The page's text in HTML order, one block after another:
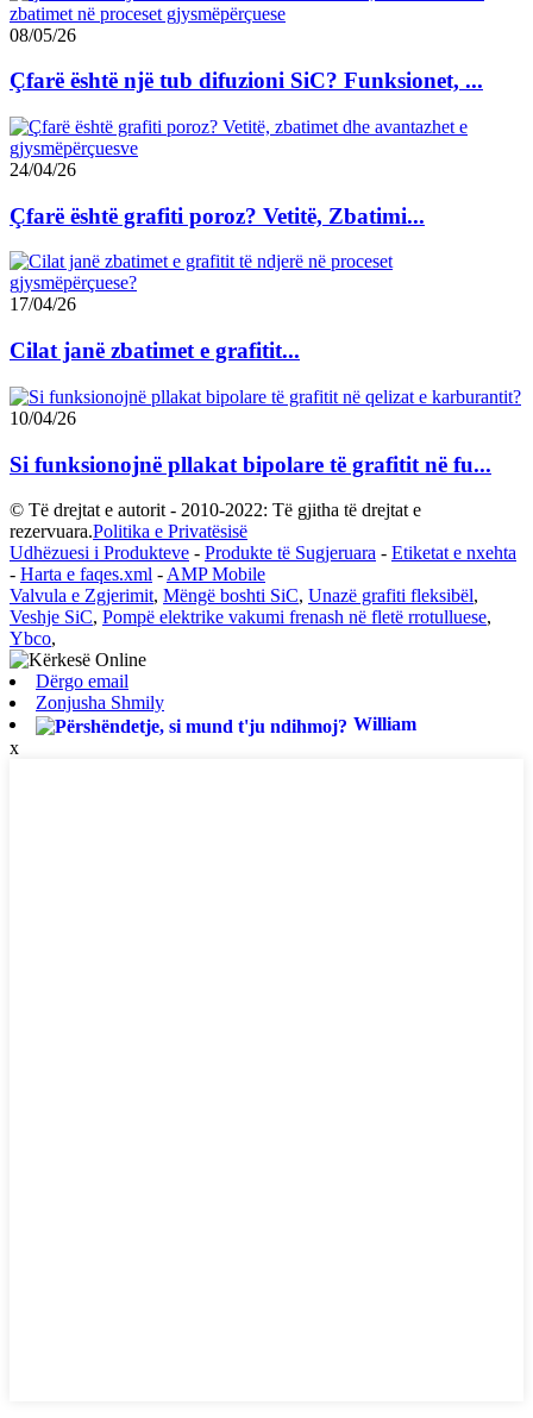
08/05/26
Çfarë është një tub difuzioni SiC? Funksionet, ...
24/04/26
Çfarë është grafiti poroz? Vetitë, Zbatimi...
17/04/26
Cilat janë zbatimet e grafitit...
10/04/26
Si funksionojnë pllakat bipolare të grafitit në fu...
© Të drejtat e autorit - 2010-2022: Të gjitha të drejtat e
rezervuara.Politika e Privatësisë
Udhëzuesi i Produkteve - Produkte të Sugjeruara - Etiketat e nxehta
- Harta e faqes.xml - AMP Mobile
Valvula e Zgjerimit, Mëngë boshti SiC, Unazë grafiti fleksibël,
Veshje SiC, Pompë elektrike vakumi frenash në fletë rrotulluese,
Ybco,
Dërgo email
Zonjusha Shmily
William
x